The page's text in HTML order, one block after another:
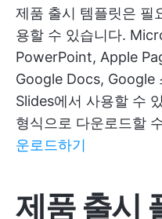
제품 출시 템플릿은 필
용할 수 있습니다.
PowerPoint, Apple
Google Docs, Google
Slides에서 사용할 수
형식으로 다운로드할
운로드하기
제품 출시